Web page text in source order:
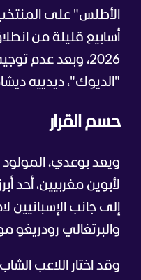
الأطلس" على
أسابيع قليلة من
2026، وبعد عدم
"الديوك"، ديدييه
حسم القرار
ويعد بوعدي،
إلى جانب الإسبانيين
والبرتغالي رودريغو
وقد اختار اللاعب